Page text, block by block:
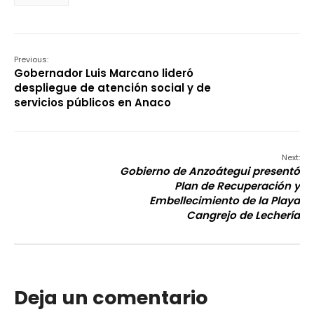
Previous:
Gobernador Luis Marcano lideró
despliegue de atención social y de
servicios públicos en Anaco
Next:
Gobierno de Anzoátegui presentó
Plan de Recuperación y
Embellecimiento de la Playa
Cangrejo de Lechería
Deja un comentario